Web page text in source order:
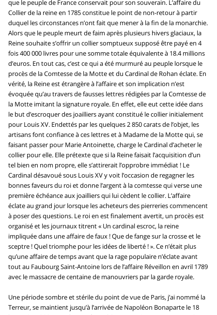
que le peuple de France conservait pour son souverain. L’affaire du
Collier de la reine en 1785 constitue le point de non-retour à partir
duquel les circonstances n’ont fait que mener à la fin de la monarchie.
Alors que le peuple meurt de faim après plusieurs hivers glaciaux, la
Reine souhaite s’offrir un collier somptueux supposé être payé en 4
fois 400 000 livres pour une somme totale équivalente à 18.4 millions
d’euros. En tout cas, c’est ce qui a été murmuré au peuple lorsque le
procès de la Comtesse de la Motte et du Cardinal de Rohan éclate. En
vérité, la Reine est étrangère à l’affaire et son implication n’est
évoquée qu’au travers de fausses lettres rédigées par la Comtesse de
la Motte imitant la signature royale. En effet, elle eut cette idée dans
le but d’escroquer des joailliers ayant constitué le collier initialement
pour Louis XV. Endettés par les quelques 2 850 carats de l’objet, les
artisans font confiance à ces lettres et à Madame de la Motte qui, se
faisant passer pour Marie Antoinette, charge le Cardinal d’acheter le
collier pour elle. Elle prétexte que si la Reine faisait l’acquisition d’un
tel bien en nom propre, elle s’attirerait l’opprobre immédiat ! Le
Cardinal désavoué sous Louis XV y voit l’occasion de regagner les
bonnes faveurs du roi et donne l’argent à la comtesse qui verse une
première échéance aux joailliers qui lui cèdent le collier. L’affaire
éclate au grand jour lorsque les acheteurs des pierreries commencent
à poser des questions. Le roi en est finalement avertit, un procès est
organisé et les journaux titrent « Un cardinal escroc, la reine
impliquée dans une affaire de faux ! Que de fange sur la crosse et le
sceptre ! Quel triomphe pour les idées de liberté ! ». Ce n’était plus
qu’une affaire de temps avant que la rage populaire n’éclate avant
tout au Faubourg Saint-Antoine lors de l’affaire Réveillon en avril 1789
avec le massacre de centaine de manouvriers par la garde royale.
Une période sombre et stérile du point de vue de Paris, j’ai nommé la
Terreur, se maintient jusqu’à l’arrivée de Napoléon Bonaparte le 18